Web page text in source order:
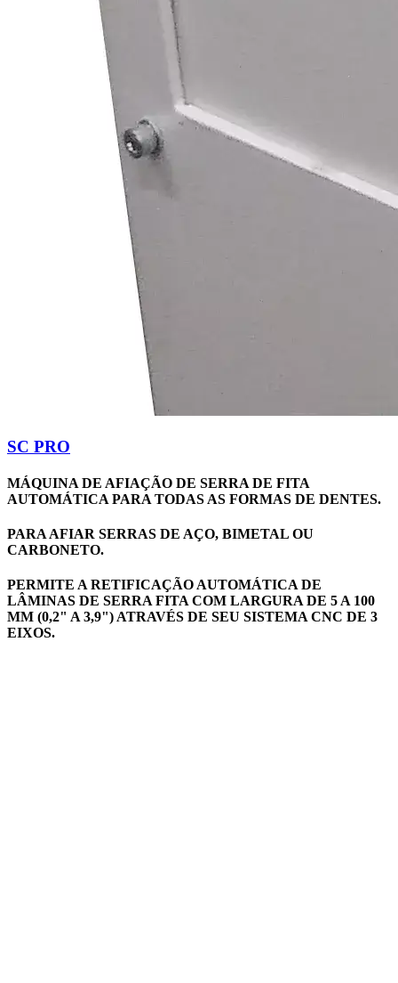
SC PRO
MÁQUINA DE AFIAÇÃO DE SERRA DE FITA
AUTOMÁTICA PARA TODAS AS FORMAS DE DENTES.
PARA AFIAR SERRAS DE AÇO, BIMETAL OU
CARBONETO.
PERMITE A RETIFICAÇÃO AUTOMÁTICA DE
LÂMINAS DE SERRA FITA COM LARGURA DE 5 A 100
MM (0,2" A 3,9") ATRAVÉS DE SEU SISTEMA CNC DE 3
EIXOS.